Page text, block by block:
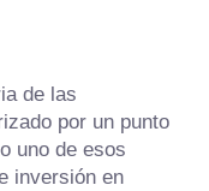
de las
por un punto
uno de esos
inversión en